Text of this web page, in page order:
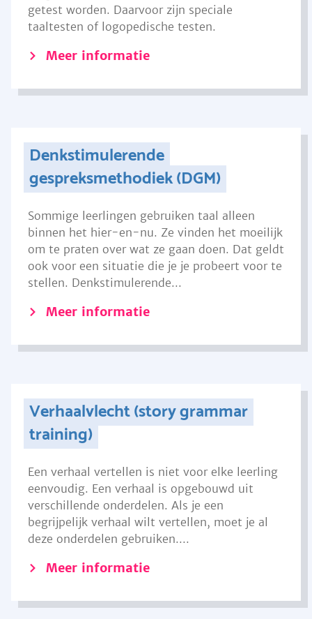
getest worden. Daarvoor zijn speciale
taaltesten of logopedische testen.
Meer informatie
Denkstimulerende
gespreksmethodiek (DGM)
Sommige leerlingen gebruiken taal alleen
binnen het hier-en-nu. Ze vinden het moeilijk
om te praten over wat ze gaan doen. Dat geldt
ook voor een situatie die je je probeert voor te
stellen. Denkstimulerende...
Meer informatie
Verhaalvlecht (story grammar
training)
Een verhaal vertellen is niet voor elke leerling
eenvoudig. Een verhaal is opgebouwd uit
verschillende onderdelen. Als je een
begrijpelijk verhaal wilt vertellen, moet je al
deze onderdelen gebruiken....
Meer informatie